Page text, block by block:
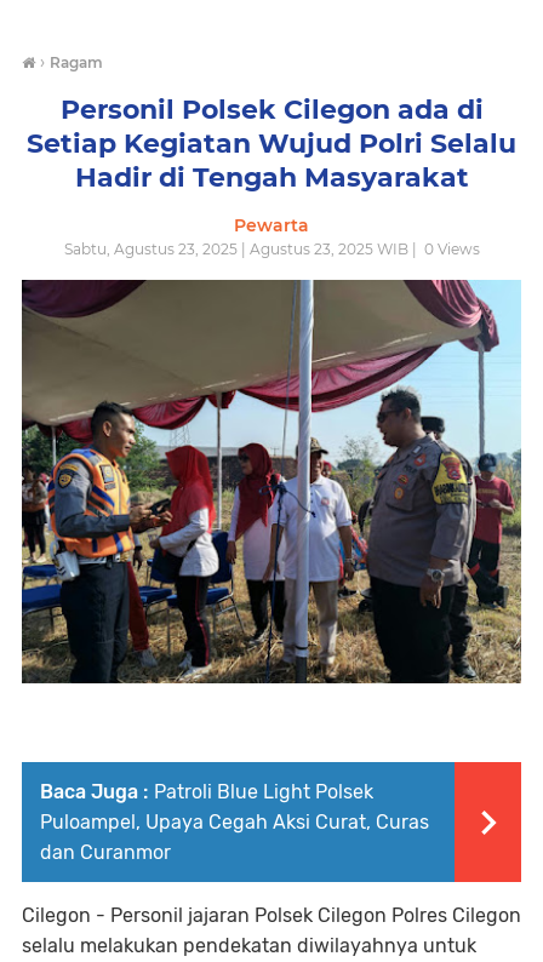
› Ragam
Personil Polsek Cilegon ada di
Setiap Kegiatan Wujud Polri Selalu
Hadir di Tengah Masyarakat
Pewarta
Sabtu, Agustus 23, 2025 | Agustus 23, 2025 WIB | 0Views
Baca Juga : Patroli Blue Light Polsek
Puloampel, Upaya Cegah Aksi Curat, Curas
dan Curanmor
Cilegon - Personil jajaran Polsek Cilegon Polres Cilegon
selalu melakukan pendekatan diwilayahnya untuk